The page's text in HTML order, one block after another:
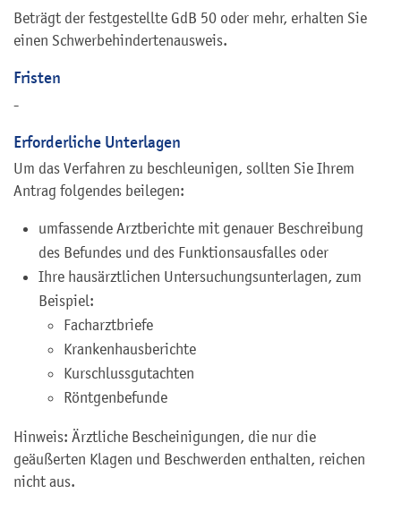
Beträgt der festgestellte GdB 50 oder mehr, erhalten Sie
einen Schwerbehindertenausweis.
Fristen
-
Erforderliche Unterlagen
Um das Verfahren zu beschleunigen, sollten Sie Ihrem
Antrag folgendes beilegen:
umfassende Arztberichte mit genauer Beschreibung
des Befundes und des Funktionsausfalles oder
Ihre hausärztlichen Untersuchungsunterlagen, zum
Beispiel:
Facharztbriefe
Krankenhausberichte
Kurschlussgutachten
Röntgenbefunde
Hinweis: Ärztliche Bescheinigungen, die nur die
geäußerten Klagen und Beschwerden enthalten, reichen
nicht aus.